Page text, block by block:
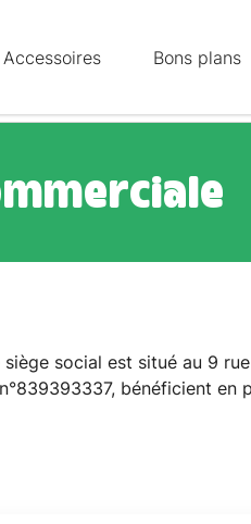
Accessoires Bons plans
social est situé au 9
bénéficient en